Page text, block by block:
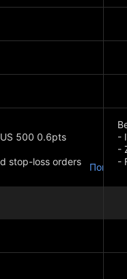
500 0.6pts
stop-loss orders
-
-
-